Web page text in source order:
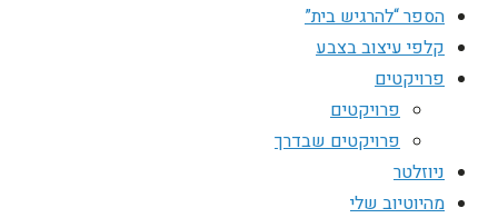
הספר “להרגיש בית”
קלפי עיצוב בצבע
פרויקטים
פרויקטים
פרויקטים שבדרך
ניוזלטר
מהיוטיוב שלי